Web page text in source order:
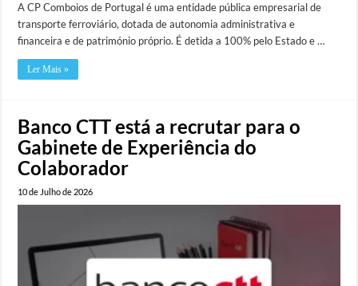
A CP Comboios de Portugal é uma entidade pública empresarial de
transporte ferroviário, dotada de autonomia administrativa e
financeira e de património próprio. É detida a 100% pelo Estado e …
Ler Mais »
Banco CTT está a recrutar para o
Gabinete de Experiência do
Colaborador
10 de Julho de 2026